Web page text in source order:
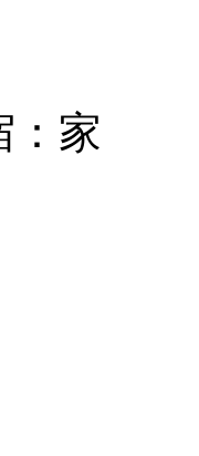
：家